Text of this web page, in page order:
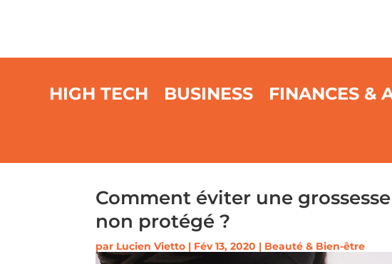
HIGH TECH BUSINESS FINANCES &
Comment éviter une
non protégé ?
par Lucien Vietto | Fév 13, 2020 | Beauté & Bien-être